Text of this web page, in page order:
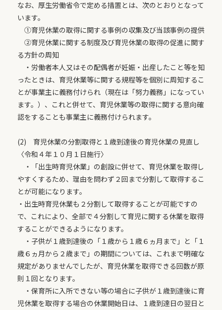
なお、厚生労働省令で定める措置とは、次のとおりとなって
います。
①育児休業の取得に関する事例の収集及び当該事例の提供
②育児休業に関する制度及び育児休業の取得の促進に関す
る方針の周知
・労働者本人又はその配偶者が妊娠・出産したこと等を知
ったときは、育児休業等に関する規程等を個別に周知するこ
とが事業主に義務付けられ（現在は「努力義務」になってい
ます。）、これと併せて、育児休業等の取得に関する意向確
認をすることも事業主に義務付けられます。
(2) 育児休業の分割取得と１歳到達後の育児休業の見直し
〈令和４年１０月１日施行〉
・「出生時育児休業」の創設に併せて、育児休業を取得し
やすくするため、理由を問わず２回まで分割して取得するこ
とが可能になります。
・出生時育児休業も２分割して取得することが可能ですの
で、これにより、全部で４分割して育児に関する休業を取得
することができるようになります。
・子供が１歳到達後の「１歳から１歳６ヵ月まで」と「１
歳６ヵ月から２歳まで」の期間については、これまで明確な
規定がありませんでしたが、育児休業を取得できる回数が原
則１回となります。
・保育所に入所できない等の場合に子供が１歳到達後に育
児休業を取得する場合の休業開始日は、１歳到達日の翌日と